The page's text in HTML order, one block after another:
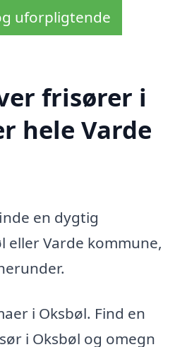
uforpligtende
frisører i
hele Varde
en dygtig
eller Varde kommune,
i Oksbøl. Find en
i Oksbøl og omegn